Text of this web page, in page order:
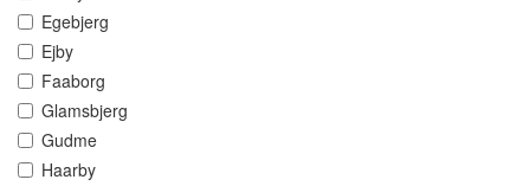
Egebjerg
Ejby
Faaborg
Glamsbjerg
Gudme
Haarby